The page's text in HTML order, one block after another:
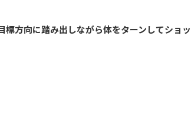
標方向に踏み出しながら体をターンしてショッ